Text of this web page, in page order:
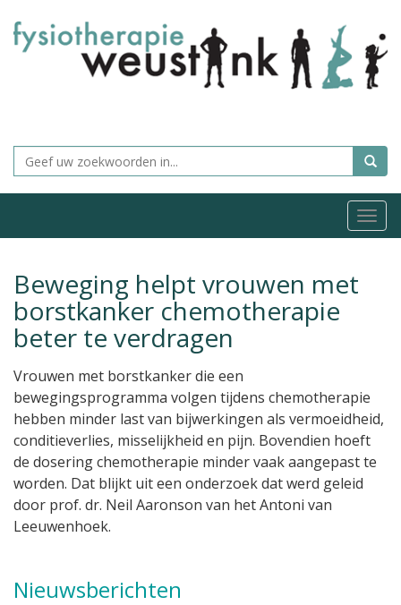
Beweging helpt vrouwen met
borstkanker chemotherapie
beter te verdragen
Vrouwen met borstkanker die een
bewegingsprogramma volgen tijdens chemotherapie
hebben minder last van bijwerkingen als vermoeidheid,
conditieverlies, misselijkheid en pijn. Bovendien hoeft
de dosering chemotherapie minder vaak aangepast te
worden. Dat blijkt uit een onderzoek dat werd geleid
door prof. dr. Neil Aaronson van het Antoni van
Leeuwenhoek.
Nieuwsberichten